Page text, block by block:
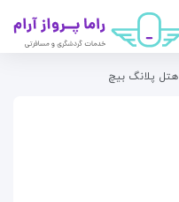
هتل پلانگ بیچ